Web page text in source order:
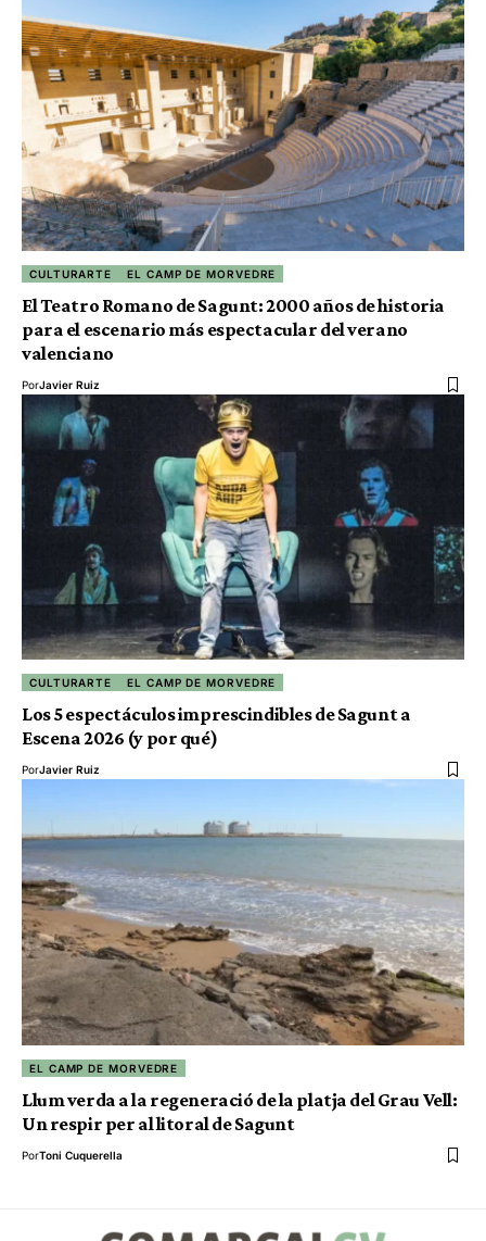
CULTURARTE EL CAMP DE MORVEDRE
El Teatro Romano de Sagunt: 2000 años de historia
para el escenario más espectacular del verano
valenciano
PorJavier Ruiz
CULTURARTE EL CAMP DE MORVEDRE
Los 5 espectáculos imprescindibles de Sagunt a
Escena 2026 (y por qué)
PorJavier Ruiz
EL CAMP DE MORVEDRE
Llum verda a la regeneració de la platja del Grau Vell:
Un respir per al litoral de Sagunt
PorToni Cuquerella